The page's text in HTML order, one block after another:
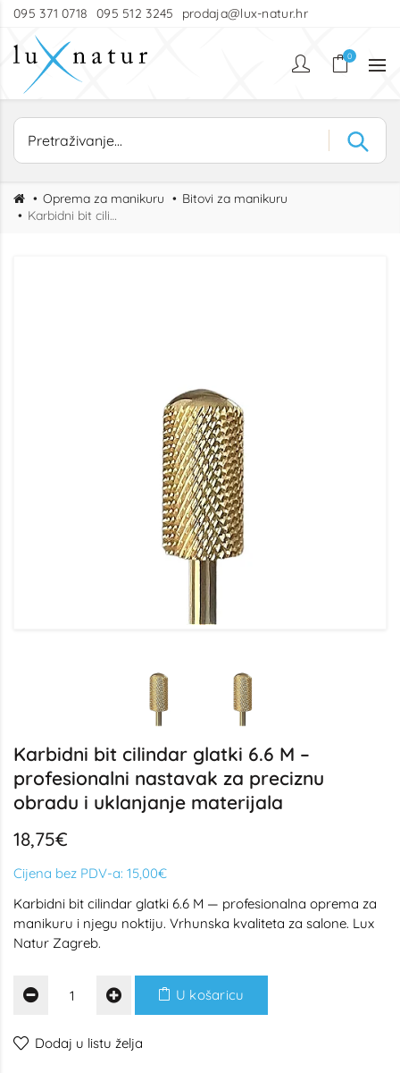
095 371 0718 095 512 3245 prodaja@lux-natur.hr
0
Oprema za manikuru
Bitovi za manikuru
Karbidni bit cilindar glatki 6.6 M
Karbidni bit cilindar glatki 6.6 M –
profesionalni nastavak za preciznu
obradu i uklanjanje materijala
18,75€
Cijena bez PDV-a: 15,00€
Karbidni bit cilindar glatki 6.6 M — profesionalna oprema za
manikuru i njegu noktiju. Vrhunska kvaliteta za salone. Lux
Natur Zagreb.
U košaricu
Dodaj u listu želja